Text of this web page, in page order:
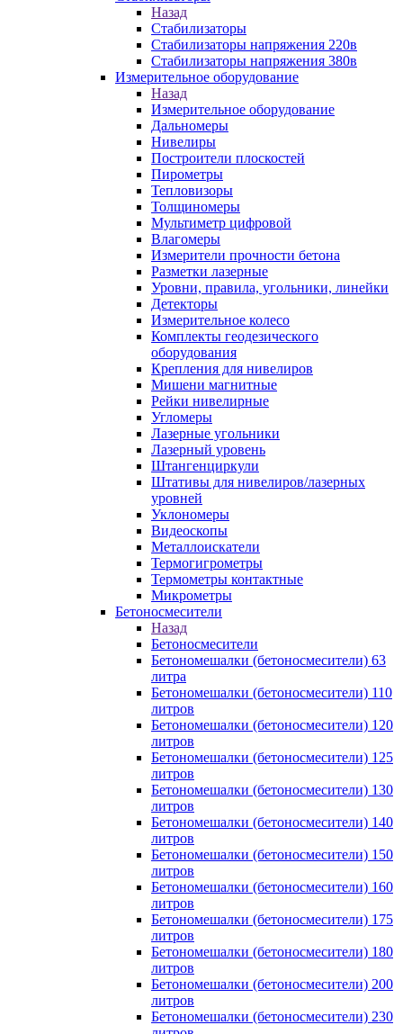
Назад
Стабилизаторы
Стабилизаторы напряжения 220в
Стабилизаторы напряжения 380в
Измерительное оборудование
Назад
Измерительное оборудование
Дальномеры
Нивелиры
Построители плоскостей
Пирометры
Тепловизоры
Толщиномеры
Мультиметр цифровой
Влагомеры
Измерители прочности бетона
Разметки лазерные
Уровни, правила, угольники, линейки
Детекторы
Измерительное колесо
Комплекты геодезического
оборудования
Крепления для нивелиров
Мишени магнитные
Рейки нивелирные
Угломеры
Лазерные угольники
Лазерный уровень
Штангенциркули
Штативы для нивелиров/лазерных
уровней
Уклономеры
Видеоскопы
Металлоискатели
Термогигрометры
Термометры контактные
Микрометры
Бетоносмесители
Назад
Бетоносмесители
Бетономешалки (бетоносмесители) 63
литра
Бетономешалки (бетоносмесители) 110
литров
Бетономешалки (бетоносмесители) 120
литров
Бетономешалки (бетоносмесители) 125
литров
Бетономешалки (бетоносмесители) 130
литров
Бетономешалки (бетоносмесители) 140
литров
Бетономешалки (бетоносмесители) 150
литров
Бетономешалки (бетоносмесители) 160
литров
Бетономешалки (бетоносмесители) 175
литров
Бетономешалки (бетоносмесители) 180
литров
Бетономешалки (бетоносмесители) 200
литров
Бетономешалки (бетоносмесители) 230